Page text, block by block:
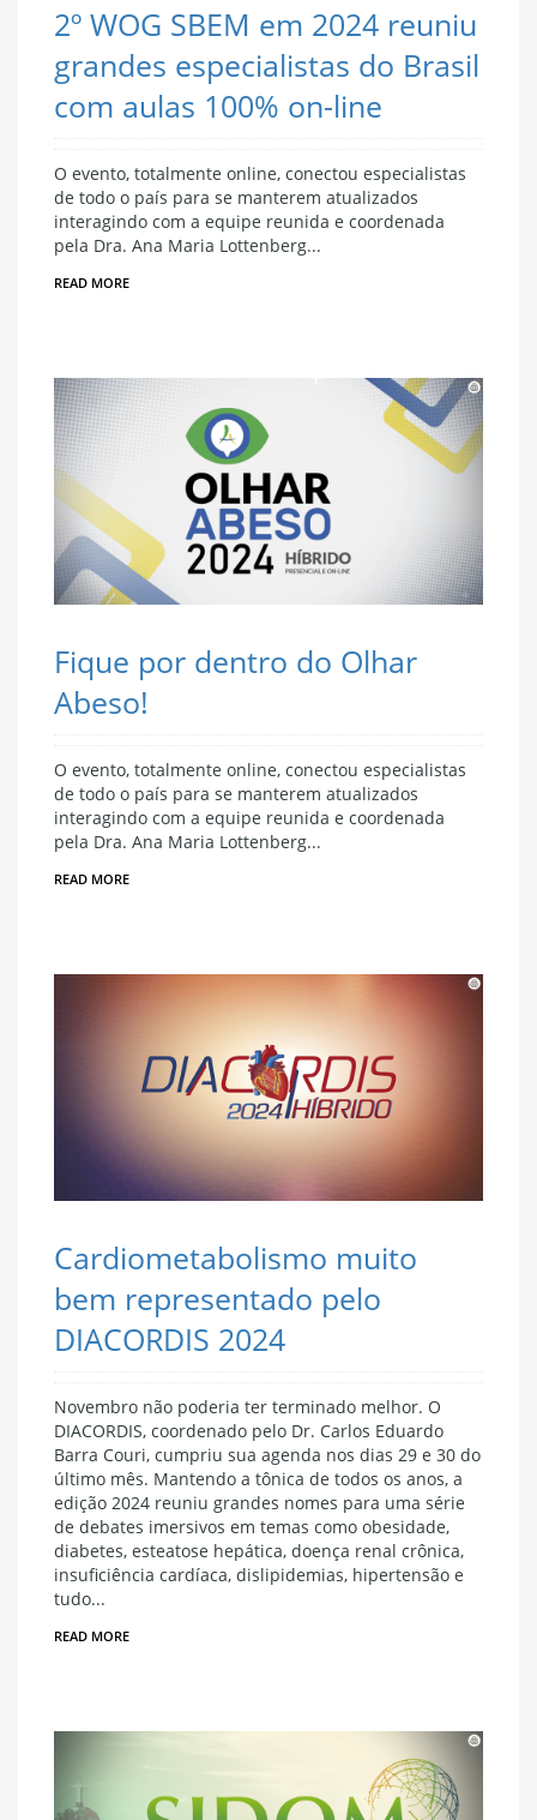
2º WOG SBEM em 2024 reuniu
grandes especialistas do Brasil
com aulas 100% on-line
O evento, totalmente online, conectou especialistas
de todo o país para se manterem atualizados
interagindo com a equipe reunida e coordenada
pela Dra. Ana Maria Lottenberg...
READ MORE
Fique por dentro do Olhar
Abeso!
O evento, totalmente online, conectou especialistas
de todo o país para se manterem atualizados
interagindo com a equipe reunida e coordenada
pela Dra. Ana Maria Lottenberg...
READ MORE
Cardiometabolismo muito
bem representado pelo
DIACORDIS 2024
Novembro não poderia ter terminado melhor. O
DIACORDIS, coordenado pelo Dr. Carlos Eduardo
Barra Couri, cumpriu sua agenda nos dias 29 e 30 do
último mês. Mantendo a tônica de todos os anos, a
edição 2024 reuniu grandes nomes para uma série
de debates imersivos em temas como obesidade,
diabetes, esteatose hepática, doença renal crônica,
insuficiência cardíaca, dislipidemias, hipertensão e
tudo...
READ MORE